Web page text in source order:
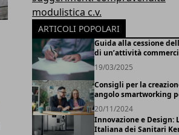
modulistica c.v.
ARTICOLI POPOLARI
Guida alla cessione
di un’attività
19/03/2025
Consigli per la
angolo smartworking
20/11/2024
Innovazione e Design:
Italiana dei Sanitari